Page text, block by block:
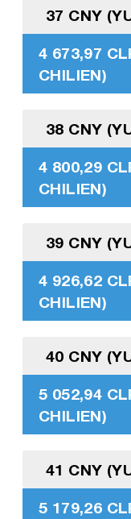
37 CNY
4 673,97
CHILIEN)
38 CNY
4 800,29
CHILIEN)
39 CNY
4 926,62
CHILIEN)
40 CNY
5 052,94
CHILIEN)
41 CNY
5 179,26